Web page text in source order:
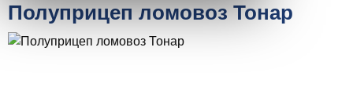
Полуприцеп ломовоз Тонар